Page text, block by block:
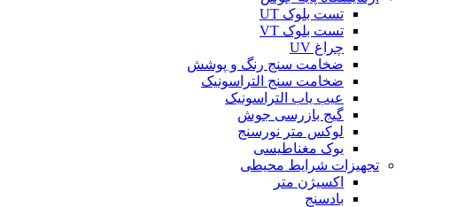
تست بلوک UT
تست بلوک VT
چراغ UV
ضخامت سنج رنگ و پوشش
ضخامت سنج التراسونیک
عیب یاب التراسونیک
گیج بازرسی جوش
لوکس متر نورسنج
یوک مغناطیسی
تجهیزات شرایط محیطی
اکسیژن متر
بادسنج